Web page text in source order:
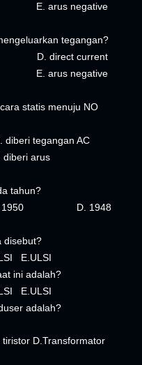
negative
tegangan?
current
negative
statis menuju NO
tegangan AC
arus
tahun?
D. 1948
disebut?
E.ULSI
ini adalah?
E.ULSI
adalah?